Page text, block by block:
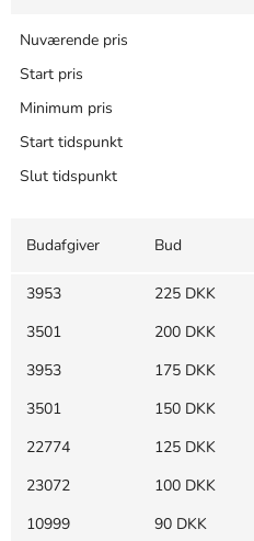
Nuværende pris
Start pris
Minimum pris
Start tidspunkt
Slut tidspunkt
Budafgiver Bud
3953 225 DKK
3501
200 DKK
3953
175 DKK
3501
150 DKK
22774
125 DKK
23072
100 DKK
10999
90 DKK